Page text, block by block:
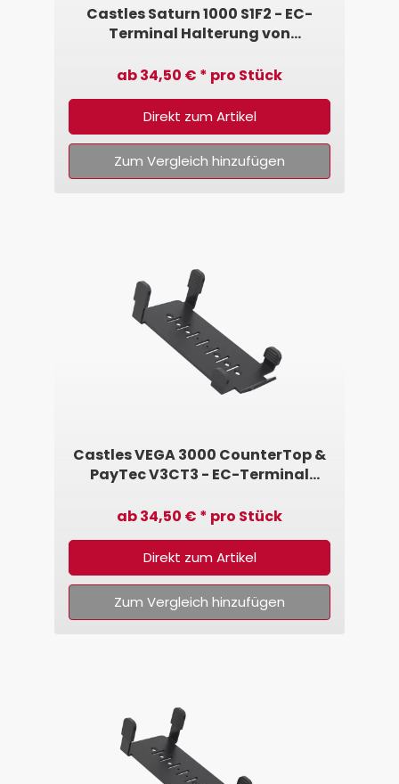
Castles Saturn 1000 S1F2 - EC-
Terminal Halterung von
ab 34,50 € * pro Stück
Direkt zum Artikel
Zum Vergleich hinzufügen
Castles VEGA 3000 CounterTop &
PayTec V3CT3 - EC-Terminal
SpacePole®
ab 34,50 € * pro Stück
Direkt zum Artikel
Zum Vergleich hinzufügen